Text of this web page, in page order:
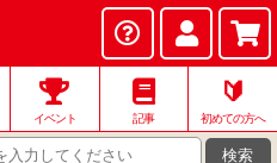
イベント 記事
🔰
初めての方へ
検索